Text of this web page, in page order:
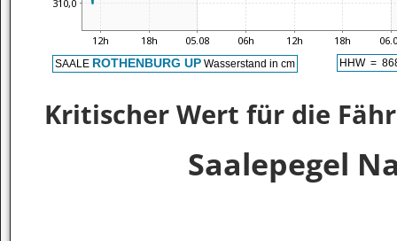
Kritischer Wert für die
Saalepegel